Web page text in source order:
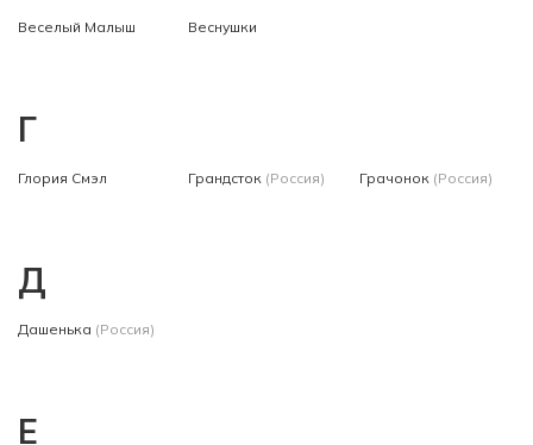
Веселый Малыш Веснушки
Г
Глория Смэл Грандсток (Россия) Грачонок (Россия)
Д
Дашенька (Россия)
Е